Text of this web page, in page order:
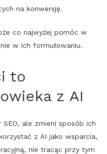
na konwersję.
co najwyżej pomóc w
w ich formułowaniu.
to
z AI
SEO, ale zmieni sposób ich
z AI jako wsparcia,
nie tracąc przy tym